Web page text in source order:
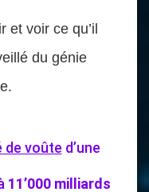
et voir ce qu’il
du génie
de voûted’une
11’000 milliards